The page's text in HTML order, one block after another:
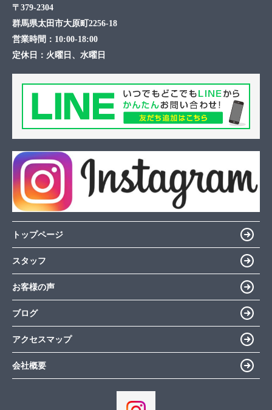
〒379-2304
群馬県太田市大原町2256-18
営業時間： 10:00-18:00
定休日： 火曜日、水曜日
トップページ
スタッフ
お客様の声
ブログ
アクセスマップ
会社概要